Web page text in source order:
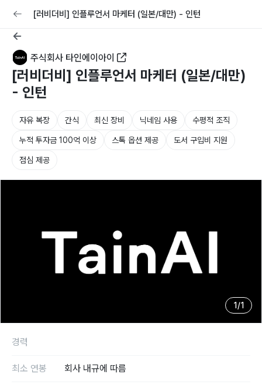
교육 커리어
[러비더비] 인플루언서 마케터 (일본/대만) - 인턴
주식회사 타인에이아이
[러비더비] 인플루언서 마케터 (일본/대만)
- 인턴
자유 복장 간식 최신 장비 닉네임 사용 수평적 조직
누적 투자금 100억 이상 스톡 옵션 제공 도서 구입비 지원
점심 제공
1 /1
경력
최소 연봉 회사 내규에 따름